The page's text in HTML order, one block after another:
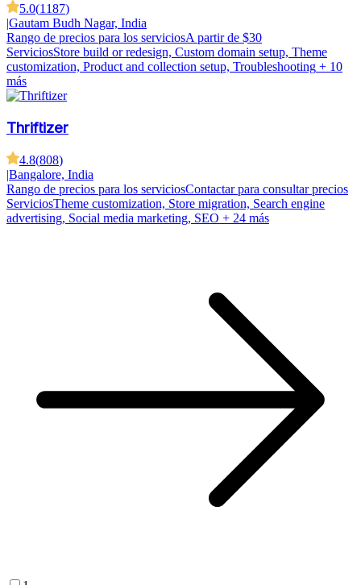
5.0(1187)
|Gautam Budh Nagar, India
Rango de precios para los serviciosA partir de $30
ServiciosStore build or redesign, Custom domain setup, Theme
customization, Product and collection setup, Troubleshooting + 10
más
Thriftizer
4.8(808)
|Bangalore, India
Rango de precios para los serviciosContactar para consultar precios
ServiciosTheme customization, Store migration, Search engine
advertising, Social media marketing, SEO + 24 más